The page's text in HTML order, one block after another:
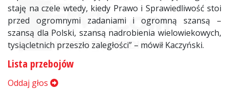
staję na czele wtedy, kiedy Prawo i Sprawiedliwość stoi
przed ogromnymi zadaniami i ogromną szansą –
szansą dla Polski, szansą nadrobienia wielowiekowych,
tysiącletnich przeszło zaległości” – mówił Kaczyński.
Lista przebojów
Oddaj głos